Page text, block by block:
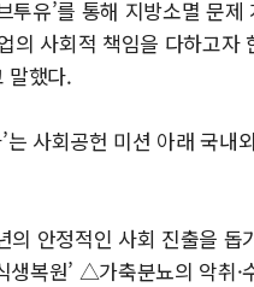
투유’를 통해 지방소멸 문제
의 사회적 책임을 다하고자
말했다.
사회공헌 미션 아래 국내
안정적인 사회 진출을 돕
복원’ △가축분뇨의 악취·